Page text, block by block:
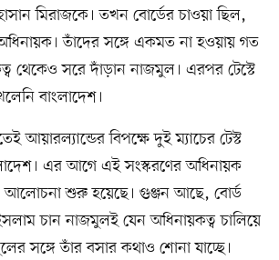
মিরাজকে। তখন বোর্ডের চাওয়া ছিল,
তাঁদের সঙ্গে একমত না হওয়ায় গত
থেকেও সরে দাঁড়ান নাজমুল। এরপর টেস্টে
বাংলাদেশ।
আয়ারল্যান্ডের বিপক্ষে দুই ম্যাচের টেস্ট
এর আগে এই সংস্করণের অধিনায়ক
আলোচনা শুরু হয়েছে। গুঞ্জন আছে, বোর্ড
চান নাজমুলই যেন অধিনায়কত্ব চালিয়ে
সঙ্গে তাঁর বসার কথাও শোনা যাচ্ছে।